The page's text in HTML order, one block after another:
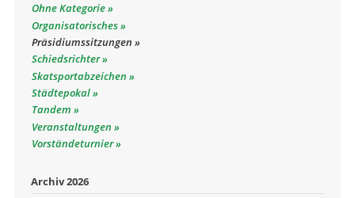
Ohne Kategorie
Organisatorisches
Präsidiumssitzungen
Schiedsrichter
Skatsportabzeichen
Städtepokal
Tandem
Veranstaltungen
Vorständeturnier
Archiv 2026